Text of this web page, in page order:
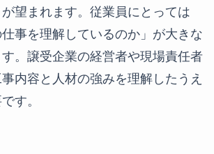
望まれます。従業員にとっては
仕事を理解しているのか」が大きな
。譲受企業の経営者や現場責任者
内容と人材の強みを理解したうえ
す。